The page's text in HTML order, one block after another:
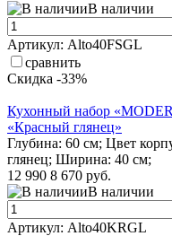
В наличии
Артикул: Alto40FSGL
сравнить
Скидка -33%
Кухонный набор
«Красный глянец»
Глубина: 60 см; Цвет
глянец; Ширина: 40 см;
12 990 8 670 руб.
В наличии
Артикул: Alto40KRGL